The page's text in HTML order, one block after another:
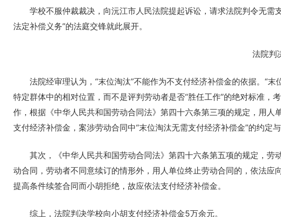
学校不服仲裁裁决，向沅江市人民法院提起诉讼，请求法院判令无需
法定补偿义务”的法庭交锋就此展开。
法院判
法院经审理认为，“末位淘汰”不能作为不支付经济补偿金的依据。“
特定群体中的相对位置，而不是评判劳动者是否“胜任工作”的绝对标准，
作，根据《中华人民共和国劳动合同法》第四十六条第三项的规定，用
支付经济补偿金，案涉劳动合同中“末位淘汰无需支付经济补偿金”的约定
其次，《中华人民共和国劳动合同法》第四十六条第五项的规定，
动合同，劳动者不同意续订的情形外，用人单位终止劳动合同的，依法
提高条件续签合同而小胡拒绝，故应依法支付经济补偿金。
综上，法院判决学校向小胡支付经济补偿金5万余元。